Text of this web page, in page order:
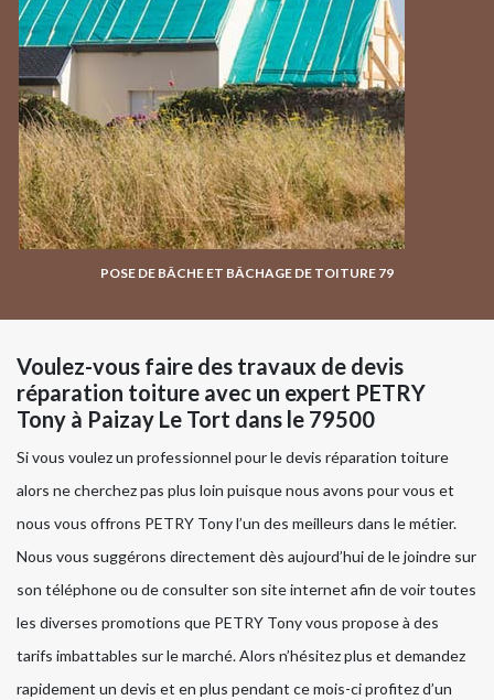
POSE DE BÂCHE ET BÂCHAGE DE TOITURE 79
Voulez-vous faire des travaux de devis
réparation toiture avec un expert PETRY
Tony à Paizay Le Tort dans le 79500
Si vous voulez un professionnel pour le devis réparation toiture
alors ne cherchez pas plus loin puisque nous avons pour vous et
nous vous offrons PETRY Tony l’un des meilleurs dans le métier.
Nous vous suggérons directement dès aujourd’hui de le joindre sur
son téléphone ou de consulter son site internet afin de voir toutes
les diverses promotions que PETRY Tony vous propose à des
tarifs imbattables sur le marché. Alors n’hésitez plus et demandez
rapidement un devis et en plus pendant ce mois-ci profitez d’un